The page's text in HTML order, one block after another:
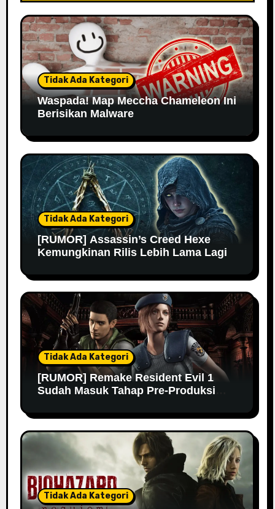
Tidak Ada Kategori
Waspada! Map Meccha Chameleon Ini
Berisikan Malware
Tidak Ada Kategori
[RUMOR] Assassin’s Creed Hexe
Kemungkinan Rilis Lebih Lama Lagi
Tidak Ada Kategori
[RUMOR] Remake Resident Evil 1
Sudah Masuk Tahap Pre-Produksi
Tidak Ada Kategori